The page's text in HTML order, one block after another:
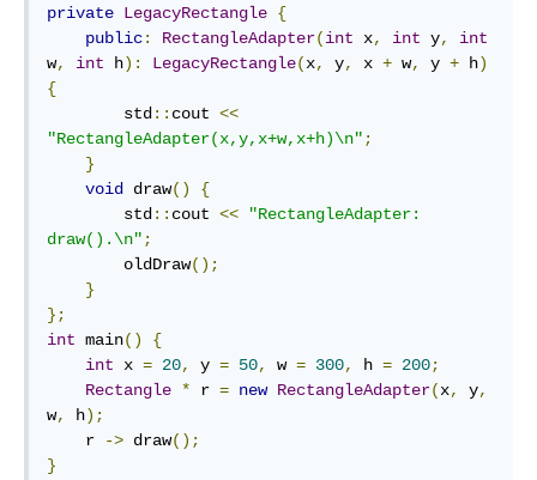
private LegacyRectangle {
public: RectangleAdapter(int x, int y,
int
w, int h): LegacyRectangle(x, y, x + w, y + h)
{
        std
:: cout <<
"RectangleAdapter(x,y,x+w,x+h)\n" ;
}
void
draw()
{
        std
:: cout <<
"RectangleAdapter:
draw().\n" ;
        oldDraw
();
}
};
int main()
{
int x = 20, y = 50, w = 300, h = 200;
Rectangle * r = new RectangleAdapter(x, y,
w, h);
    r
-> draw();
}